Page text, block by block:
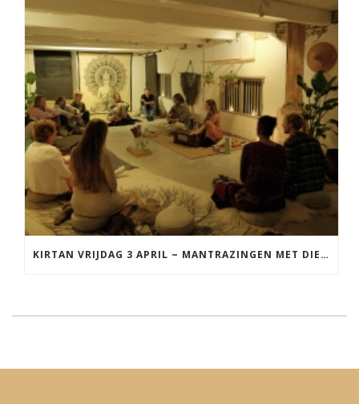
KIRTAN VRIJDAG 3 APRIL ~ MANTRAZINGEN MET DIEDERICK IN LEEUWARDEN